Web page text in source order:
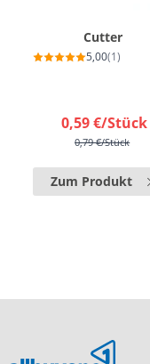
Cutter
5,00(1)
0,59 €/Stück
0,79 €/Stück
Zum Produkt